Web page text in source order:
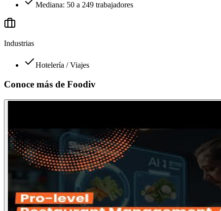
Mediana: 50 a 249 trabajadores
Industrias
Hotelería / Viajes
Conoce más de Foodiv